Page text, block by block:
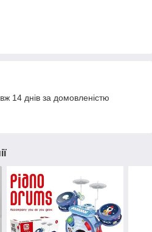
14 днів за домовленістю